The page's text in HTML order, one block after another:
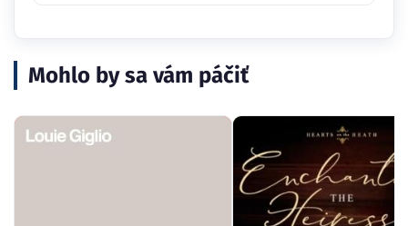
Mohlo by sa vám páčiť